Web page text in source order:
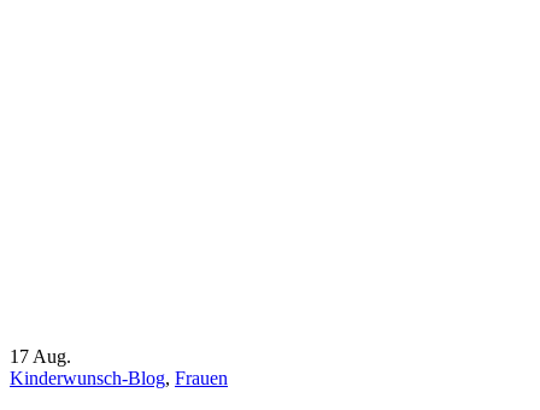
17 Aug.
Kinderwunsch-Blog, Frauen